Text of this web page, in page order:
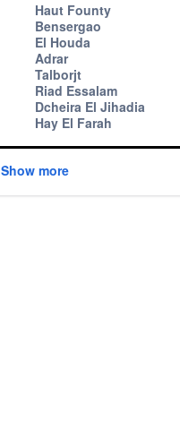
Haut Founty
Bensergao
El Houda
Adrar
Talborjt
Riad Essalam
Dcheira El Jihadia
Hay El Farah
Show more